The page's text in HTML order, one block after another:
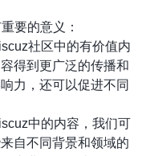
要的意义：
社区中的有价值内
得到更广泛的传播和
力，还可以促进不同
中的内容，我们可
自不同背景和领域的